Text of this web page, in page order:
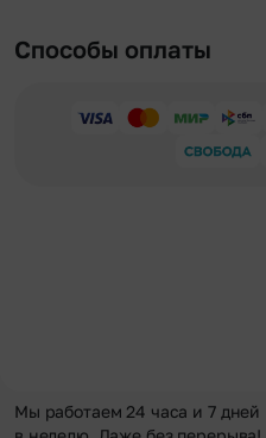
Способы оплаты
Мы работаем 24 часа и 7 дней